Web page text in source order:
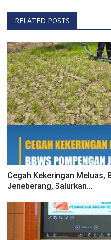
RELATED POSTS
Cegah Kekeringan Meluas,
Jeneberang, Salurkan...